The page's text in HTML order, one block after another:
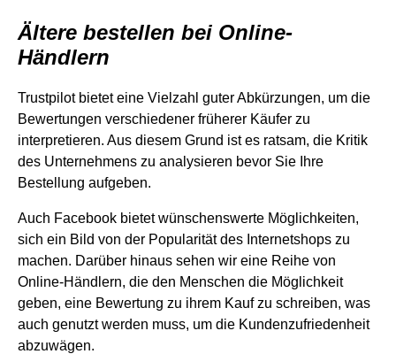
Ältere bestellen bei Online-
Händlern
Trustpilot bietet eine Vielzahl guter Abkürzungen, um die
Bewertungen verschiedener früherer Käufer zu
interpretieren. Aus diesem Grund ist es ratsam, die Kritik
des Unternehmens zu analysieren bevor Sie Ihre
Bestellung aufgeben.
Auch Facebook bietet wünschenswerte Möglichkeiten,
sich ein Bild von der Popularität des Internetshops zu
machen. Darüber hinaus sehen wir eine Reihe von
Online-Händlern, die den Menschen die Möglichkeit
geben, eine Bewertung zu ihrem Kauf zu schreiben, was
auch genutzt werden muss, um die Kundenzufriedenheit
abzuwägen.